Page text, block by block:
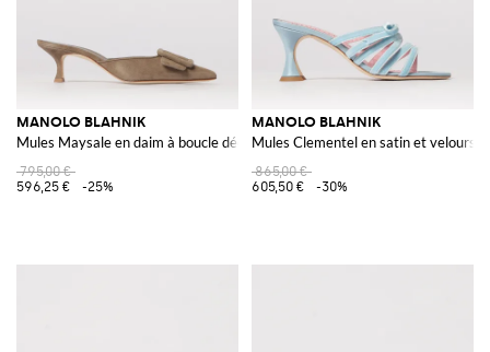
MANOLO BLAHNIK
Mules Maysale en daim à boucle décorative
795,00 €
596,25 €
-25%
MANOLO BLAHNIK
Mules Clementel en satin et velours
865,00 €
605,50 €
-30%